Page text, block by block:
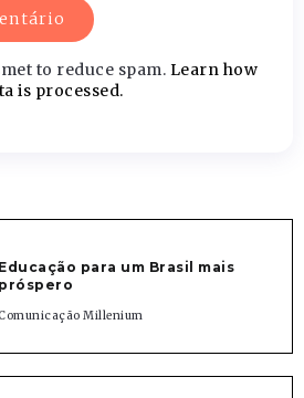
to reduce spam. Learn how
is processed.
Educação para um Brasil mais
próspero
Millenium